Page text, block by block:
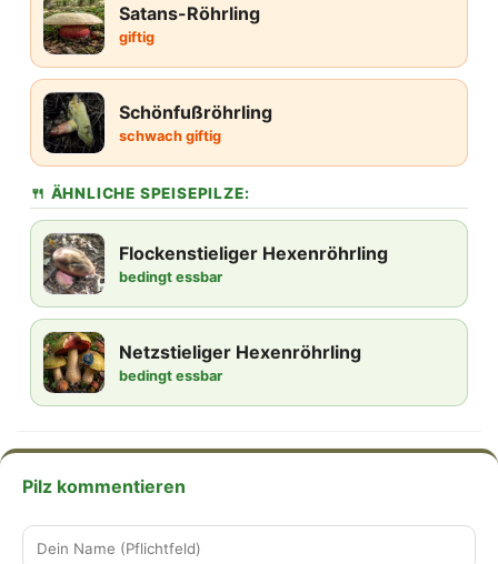
Satans-Röhrling
giftig
Schönfußröhrling
schwach giftig
🍴 ÄHNLICHE SPEISEPILZE:
Flockenstieliger Hexenröhrling
bedingt essbar
Netzstieliger Hexenröhrling
bedingt essbar
Pilz kommentieren